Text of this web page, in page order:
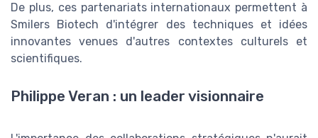
De plus, ces partenariats internationaux permettent à
Smilers Biotech d'intégrer des techniques et idées
innovantes venues d'autres contextes culturels et
scientifiques.
Philippe Veran : un leader visionnaire